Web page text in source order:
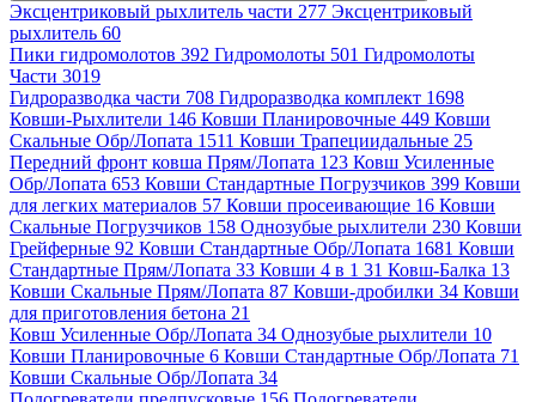
Эксцентриковый рыхлитель части 277 Эксцентриковый
рыхлитель 60
Пики гидромолотов 392 Гидромолоты 501 Гидромолоты
Части 3019
Гидроразводка части 708 Гидроразводка комплект 1698
Ковши-Рыхлители 146 Ковши Планировочные 449 Ковши
Скальные Обр/Лопата 1511 Ковши Трапециидальные 25
Передний фронт ковша Прям/Лопата 123 Ковш Усиленные
Обр/Лопата 653 Ковши Стандартные Погрузчиков 399 Ковши
для легких материалов 57 Ковши просеивающие 16 Ковши
Скальные Погрузчиков 158 Однозубые рыхлители 230 Ковши
Грейферные 92 Ковши Стандартные Обр/Лопата 1681 Ковши
Стандартные Прям/Лопата 33 Ковши 4 в 1 31 Ковш-Балка 13
Ковши Скальные Прям/Лопата 87 Ковши-дробилки 34 Ковши
для приготовления бетона 21
Ковш Усиленные Обр/Лопата 34 Однозубые рыхлители 10
Ковши Планировочные 6 Ковши Стандартные Обр/Лопата 71
Ковши Скальные Обр/Лопата 34